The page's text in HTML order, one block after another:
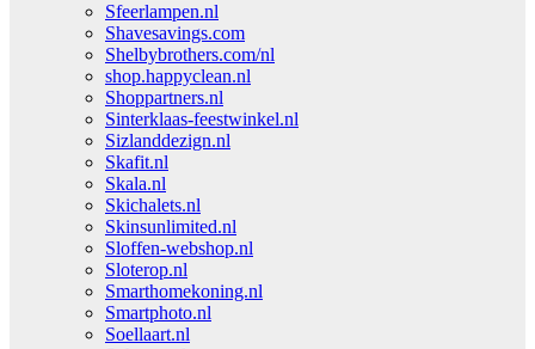
Sfeerlampen.nl
Shavesavings.com
Shelbybrothers.com/nl
shop.happyclean.nl
Shoppartners.nl
Sinterklaas-feestwinkel.nl
Sizlanddezign.nl
Skafit.nl
Skala.nl
Skichalets.nl
Skinsunlimited.nl
Sloffen-webshop.nl
Sloterop.nl
Smarthomekoning.nl
Smartphoto.nl
Soellaart.nl